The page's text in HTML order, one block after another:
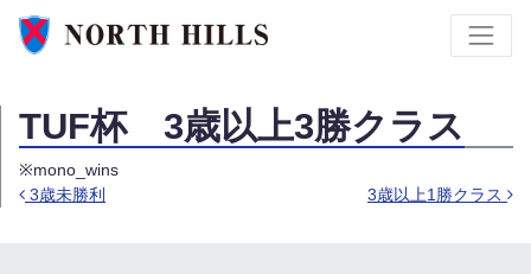
TUF杯 3歳以上3勝クラス
※mono_wins
3歳未勝利 3歳以上1勝クラス